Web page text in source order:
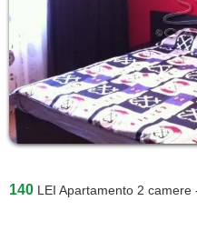
140 LEI Apartamento 2 camere